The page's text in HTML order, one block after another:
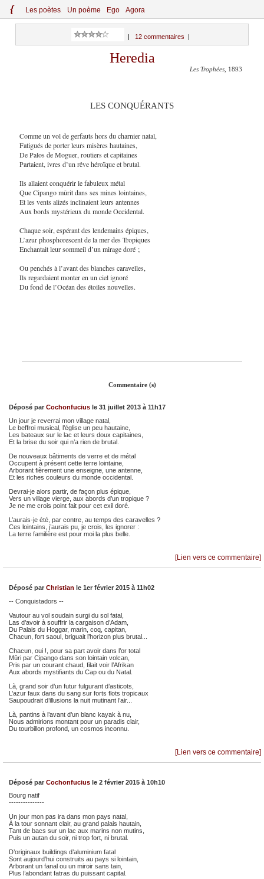
{ Les poètes Un poème Ego Agora
12 commentaires
Heredia
Les Trophées , 1893
LES CONQUÉRANTS
Comme un vol de gerfauts hors du charnier natal,
Fatigués de porter leurs misères hautaines,
De Palos de Moguer, routiers et capitaines
Partaient, ivres d’un rêve héroïque et brutal.
Ils allaient conquérir le fabuleux métal
Que Cipango mûrit dans ses mines lointaines,
Et les vents alizés inclinaient leurs antennes
Aux bords mystérieux du monde Occidental.
Chaque soir, espérant des lendemains épiques,
L’azur phosphorescent de la mer des Tropiques
Enchantait leur sommeil d’un mirage doré ;
Ou penchés à l’avant des blanches caravelles,
Ils regardaient monter en un ciel ignoré
Du fond de l’Océan des étoiles nouvelles.
Commentaire (s)
Déposé par Cochonfucius le 31 juillet 2013 à 11h17
Un jour je reverrai mon village natal,
Le beffroi musical, l’église un peu hautaine,
Les bateaux sur le lac et leurs doux capitaines,
Et la brise du soir qui n’a rien de brutal.
De nouveaux bâtiments de verre et de métal
Occupent à présent cette terre lointaine,
Arborant fièrement une enseigne, une antenne,
Et les riches couleurs du monde occidental.
Devrai-je alors partir, de façon plus épique,
Vers un village vierge, aux abords d’un tropique ?
Je ne me crois point fait pour cet exil doré.
L’aurais-je été, par contre, au temps des caravelles ?
Ces lointains, j’aurais pu, je crois, les ignorer :
La terre familière est pour moi la plus belle.
[Lien vers ce commentaire]
Déposé par Christian le 1er février 2015 à 11h02
-- Conquistadors --
Vautour au vol soudain surgi du sol fatal,
Las d’avoir à souffrir la cargaison d’Adam,
Du Palais du Hoggar, marin, coq, capitan,
Chacun, fort saoul, briguait l’horizon plus brutal...
Chacun, oui !, pour sa part avoir dans l’or total
Mûri par Cipango dans son lointain volcan,
Pris par un courant chaud, filait voir l’Afrikan
Aux abords mystifiants du Cap ou du Natal.
Là, grand soir d’un futur fulgurant d’asticots,
L’azur faux dans du sang sur forts flots tropicaux
Saupoudrait d’illusions la nuit mutinant l’air...
Là, pantins à l’avant d’un blanc kayak à nu,
Nous admirions montant pour un paradis clair,
Du tourbillon profond, un cosmos inconnu.
[Lien vers ce commentaire]
Déposé par Cochonfucius le 2 février 2015 à 10h10
Bourg natif
---------------
Un jour mon pas ira dans mon pays natal,
À la tour sonnant clair, au grand palais hautain,
Tant de bacs sur un lac aux marins non mutins,
Puis un autan du soir, ni trop fort, ni brutal.
D’originaux buildings d’aluminium fatal
Sont aujourd’hui construits au pays si lointain,
Arborant un fanal ou un miroir sans tain,
Plus l’abondant fatras du puissant capital.